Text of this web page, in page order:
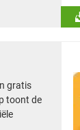
gratis
toont de